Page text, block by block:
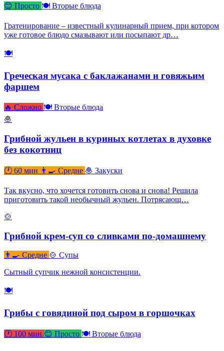
😊 Просто 🍽 Вторые блюда
Гратенирование – известный кулинарный прием, при котором
уже готовое блюдо смазывают или посыпают др…
🍽
Греческая мусака с баклажанами и говяжьим
фаршем
🔥 Сложно 🍽 Вторые блюда
🧆
Грибной жульен в куриных котлетах в духовке
без кокотниц
🕐 60 мин 👨‍🍳 Средне 🧆 Закуски
Так вкусно, что хочется готовить снова и снова! Решила
приготовить такой необычный жульен. Потрясающ…
🍲
Грибной крем-суп со сливками по-домашнему
👨‍🍳 Средне 🍲 Супы
Сытный супчик нежной консистенции.
🍽
Грибы с говядиной под сыром в горшочках
🕐 100 мин 😊 Просто 🍽 Вторые блюда